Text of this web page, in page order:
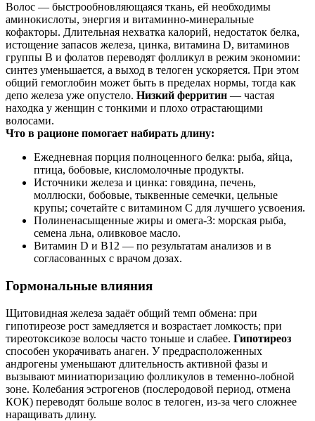
Волос — быстрообновляющаяся ткань, ей необходимы
аминокислоты, энергия и витаминно-минеральные
кофакторы. Длительная нехватка калорий, недостаток белка,
истощение запасов железа, цинка, витамина D, витаминов
группы B и фолатов переводят фолликул в режим экономии:
синтез уменьшается, а выход в телоген ускоряется. При этом
общий гемоглобин может быть в пределах нормы, тогда как
депо железа уже опустело. Низкий ферритин — частая
находка у женщин с тонкими и плохо отрастающими
волосами.
Что в рационе помогает набирать длину:
Ежедневная порция полноценного белка: рыба, яйца,
птица, бобовые, кисломолочные продукты.
Источники железа и цинка: говядина, печень,
моллюски, бобовые, тыквенные семечки, цельные
крупы; сочетайте с витамином C для лучшего усвоения.
Полиненасыщенные жиры и омега‑3: морская рыба,
семена льна, оливковое масло.
Витамин D и B12 — по результатам анализов и в
согласованных с врачом дозах.
Гормональные влияния
Щитовидная железа задаёт общий темп обмена: при
гипотиреозе рост замедляется и возрастает ломкость; при
тиреотоксикозе волосы часто тоньше и слабее. Гипотиреоз
способен укорачивать анаген. У предрасположенных
андрогены уменьшают длительность активной фазы и
вызывают миниатюризацию фолликулов в теменно-лобной
зоне. Колебания эстрогенов (послеродовой период, отмена
КОК) переводят больше волос в телоген, из‑за чего сложнее
наращивать длину.